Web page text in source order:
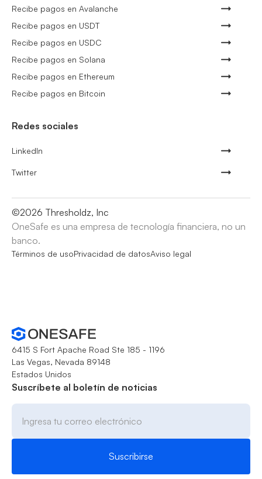
Recibe pagos en Avalanche
Recibe pagos en USDT
Recibe pagos en USDC
Recibe pagos en Solana
Recibe pagos en Ethereum
Recibe pagos en Bitcoin
Redes sociales
LinkedIn
Twitter
©2026 Thresholdz, Inc
OneSafe es una empresa de tecnología financiera, no un
banco.
Términos de usoPrivacidad de datosAviso legal
6415 S Fort Apache Road Ste 185 - 1196
Las Vegas, Nevada 89148
Estados Unidos
Suscríbete al boletín de noticias